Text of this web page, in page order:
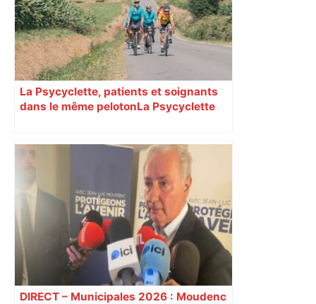
La Psycyclette, patients et soignants
dans le même peloton​​​​​​ La Psycyclette
vivant avec des troubles psychiques,
des soignants et des cyclotouristes.
« La Croix » a participé en septembre à
sa septième édition, du Mont-Saint-
Michel à Toulouse.
DIRECT – Municipales 2026 : Moudenc